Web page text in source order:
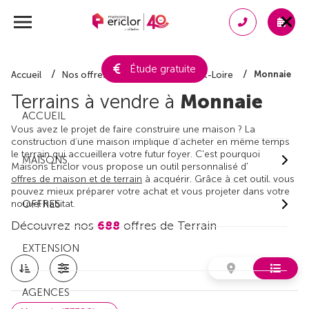
Étude gratuite
ACCUEIL
MAISONS
OFFRES
EXTENSION
AGENCES
Accueil Nos offres de terrain Indre-et-Loire Monnaie
Terrains à vendre à Monnaie
Vous avez le projet de faire construire une maison ? La
construction d'une maison implique d'acheter en même temps
le terrain qui accueillera votre futur foyer. C'est pourquoi
Maisons Ericlor vous propose un outil personnalisé d'
offres de maison et de terrain à acquérir. Grâce à cet outil, vous
pouvez mieux préparer votre achat et vous projeter dans votre
nouvel habitat.
Découvrez nos 688 offres de Terrain